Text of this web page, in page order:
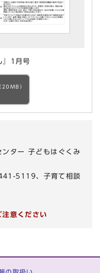
』1月号
20MB）
ター 子どもはぐくみ
5119、子育て相談
意ください